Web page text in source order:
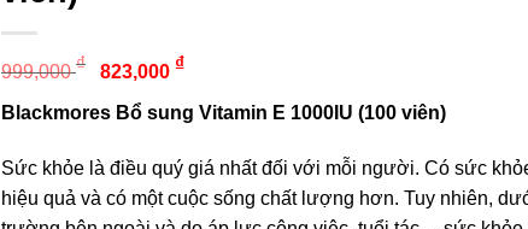
999,000
Blackmores Bổ sung Vitamin E 1000IU (100 viên)
Sức khỏe là điều quý giá nhất đối với mỗi người. Có sức khỏe tốt,
quả và có một cuộc sống chất lượng hơn. Tuy nhiên, dưới
ngoài và do áp lực công việc, tuổi tác… sức khỏe dần bị giảm sút,
hiểm. Đó là lí do vì sao chúng ta phải xây dựng kế hoạch ăn